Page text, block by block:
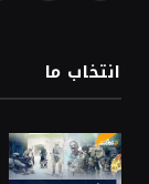
انتخاب ما